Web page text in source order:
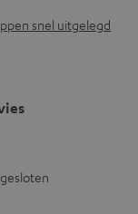
snel uitgelegd